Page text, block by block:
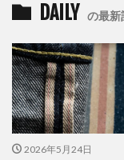
DAILY の最新
2026年5月24日